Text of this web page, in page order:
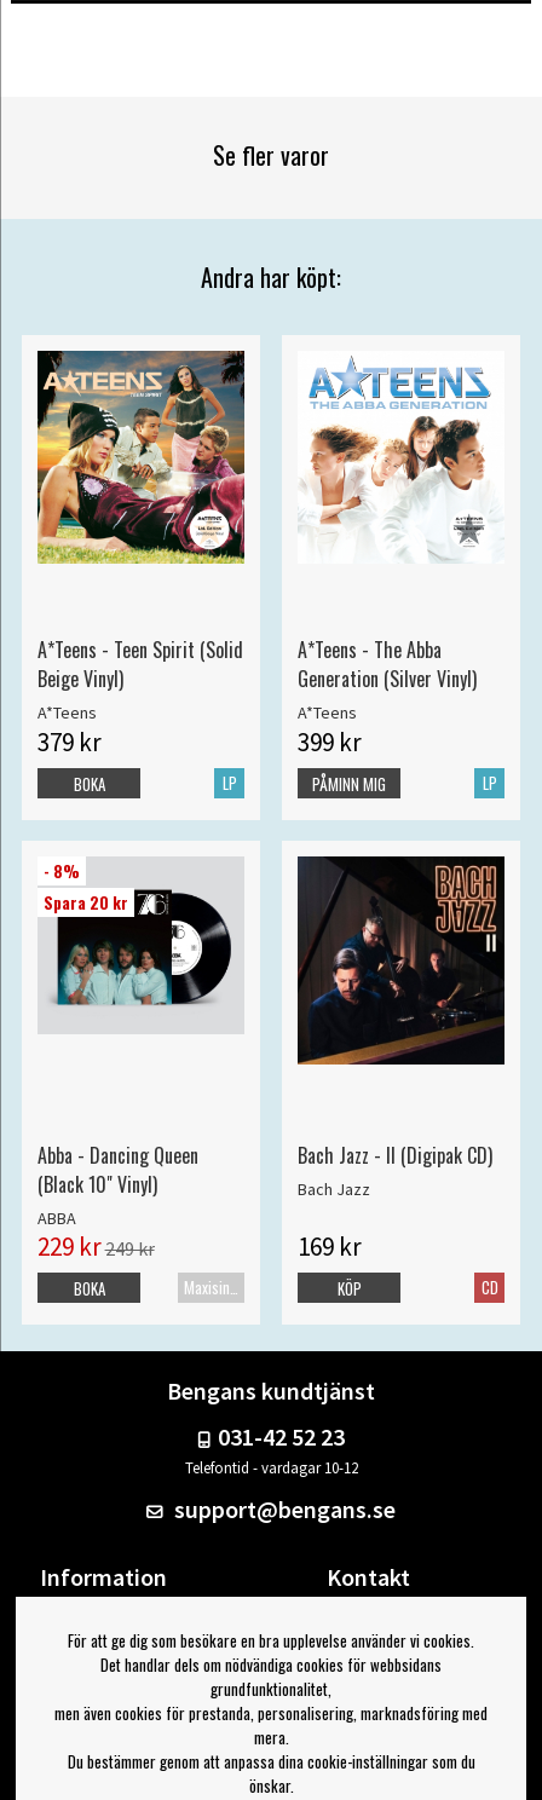
Se fler varor
Andra har köpt:
A*Teens - Teen Spirit (Solid
Beige Vinyl)
A*Teens
379 kr
LP
BOKA
A*Teens - The Abba
Generation (Silver Vinyl)
A*Teens
399 kr
LP
PÅMINN MIG
- 8%
Spara 20 kr
Abba - Dancing Queen
(Black 10" Vinyl)
ABBA
229 kr249 kr
Maxisingel
BOKA
Bach Jazz - II (Digipak CD)
Bach Jazz
169 kr
CD
KÖP
Bengans kundtjänst
031-42 52 23
Telefontid - vardagar 10-12
support@bengans.se
Information
Om Bengans
FAQ / Köp- & Leveransvillkor
Kontakt
Din sida
Logga ut
Jag vill ha tips från Bengans
För att ge dig som besökare en bra upplevelse använder vi cookies.
Det handlar dels om nödvändiga cookies för webbsidans
grundfunktionalitet,
men även cookies för prestanda, personalisering, marknadsföring med
mera.
Du bestämmer genom att anpassa dina cookie-inställningar som du
önskar.